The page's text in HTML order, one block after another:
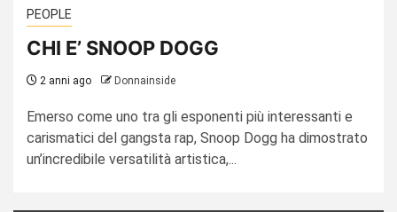
PEOPLE
CHI E’ SNOOP DOGG
2 anni ago Donnainside
Emerso come uno tra gli esponenti più interessanti e
carismatici del gangsta rap, Snoop Dogg ha dimostrato
un’incredibile versatilità artistica,...